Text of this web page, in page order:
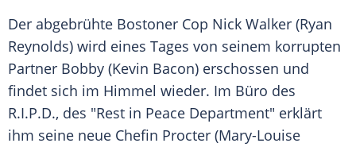
Der abgebrühte Bostoner Cop Nick Walker (Ryan
Reynolds) wird eines Tages von seinem korrupten
Partner Bobby (Kevin Bacon) erschossen und
findet sich im Himmel wieder. Im Büro des
R.I.P.D., des "Rest in Peace Department" erklärt
ihm seine neue Chefin Procter (Mary-Louise